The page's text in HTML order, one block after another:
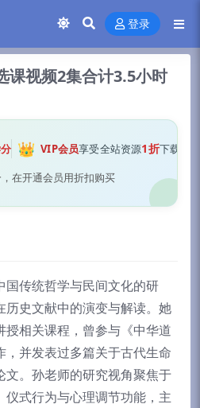
登录
课视频2集合计3.5小时
👑 VIP会员享受全站资源1折下载
在开通会员用折扣购买
国传统哲学与民间文化的研
历史文献中的演变与解读。她
相关课程，曾参与《中华道
并发表过多篇关于古代生命
文。孙老师的研究视角聚焦于
式行为与心理调节功能，主